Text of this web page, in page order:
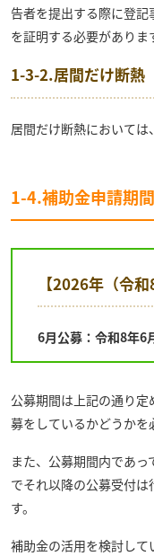
告者を提出する際に登
を証明する必要がありま
1-3-2.居間だけ断熱
居間だけ断熱においては
1-4.補助金申請期間
【2026年（令
6月公募：令和8年6
公募期間は上記の通り
募をしているかどうかを
また、公募期間内であ
でそれ以降の公募受付
す。
補助金の活用を検討して